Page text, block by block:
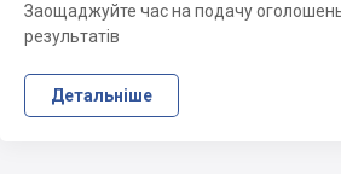
Заощаджуйте час на подачу оголошень
результатів
Детальніше